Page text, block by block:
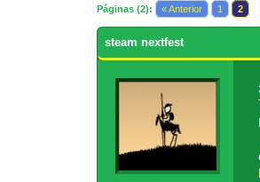
Páginas (2): « Anterior 1 2
steam nextfest